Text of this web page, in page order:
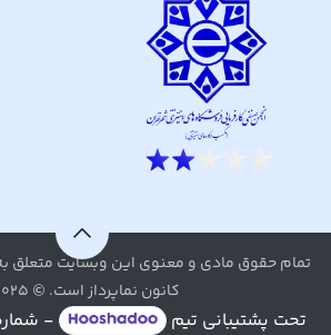
تمام حقوق مادی و معنوی این وبسایت متعلق
کانون نماپرداز است. © ۲۰۲۵
تحت پشتیبانی تیم - شماره